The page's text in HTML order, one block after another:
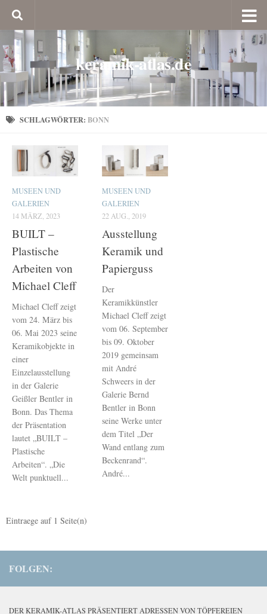
keramik-atlas.de
SCHLAGWÖRTER: BONN
MUSEEN UND
GALERIEN
14 MÄRZ, 2023
BUILT –
Plastische
Arbeiten von
Michael Cleff
Michael Cleff zeigt
vom 24. März bis
06. Mai 2023 seine
Keramikobjekte in
einer
Einzelausstellung
in der Galerie
Geißler Bentler in
Bonn. Das Thema
der Präsentation
lautet „BUILT –
Plastische
Arbeiten“. „Die
Welt punktuell...
MUSEEN UND
GALERIEN
22 AUG., 2019
Ausstellung
Keramik und
Papierguss
Der
Keramikkünstler
Michael Cleff zeigt
vom 06. September
bis 09. Oktober
2019 gemeinsam
mit André
Schweers in der
Galerie Bernd
Bentler in Bonn
seine Werke unter
dem Titel „Der
Wand entlang zum
Beckenrand“.
André...
Eintraege auf 1 Seite(n)
FOLGEN:
DER KERAMIK-ATLAS PRÄSENTIERT ADRESSEN VON TÖPFEREIEN